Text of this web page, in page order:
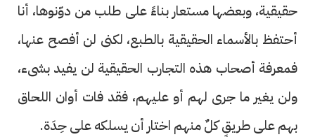
حقيقية، وبعضها مستعار بناءً على طلب من دوّنوها، أنا
أحتفظ بالأسماء الحقيقية بالطبع، لكنى لن أفصح عنها،
فمعرفة أصحاب هذه التجارب الحقيقية لن يفيد بشىء،
ولن يغير ما جرى لهم أو عليهم، فقد فات أوان اللحاق
بهم على طريقٍ كلٌ منهم اختار أن يسلكه على حِدَة.